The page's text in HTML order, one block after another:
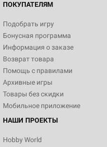
ПОКУПАТЕЛЯМ
Подобрать игру
Бонусная программа
Информация о заказе
Возврат товара
Помощь с правилами
Архивные игры
Товары без скидки
Мобильное приложение
НАШИ ПРОЕКТЫ
Hobby World